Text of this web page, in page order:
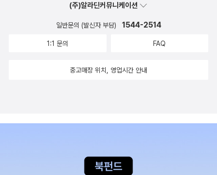
는 성장통으로 또 다른 내 모습을 찾아가는 여정이 되어줍니다. 성장
동화로 우리 아이 마음을 키워주기 딱이랍니다. ^^
(주)알라딘커뮤니케이션
일반문의 (발신자 부담) 1544-2514
1:1 문의 FAQ
중고매장 위치, 영업시간 안내